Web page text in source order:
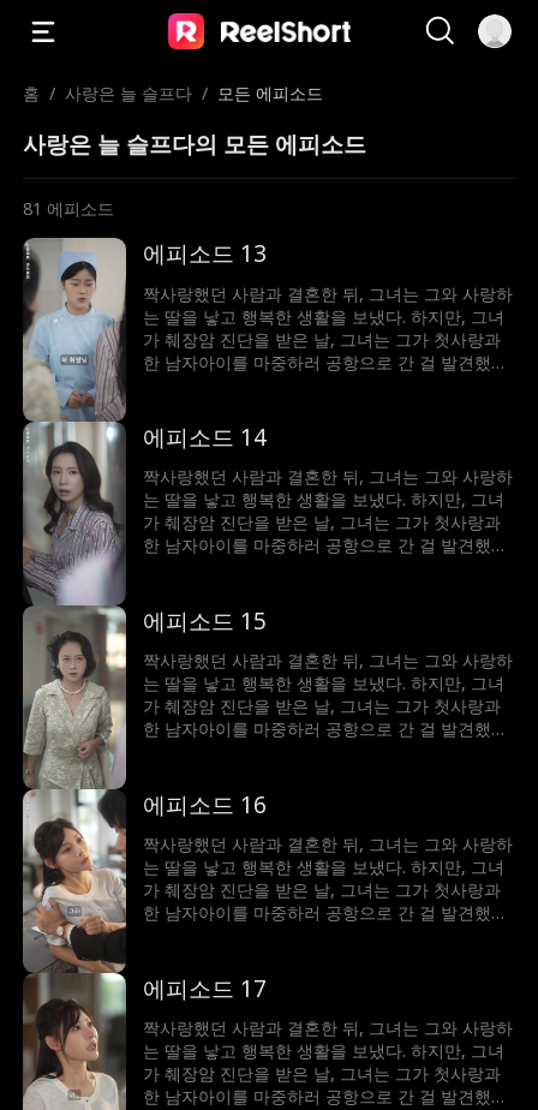
홈 / 사랑은 늘 슬프다 / 모든 에피소드
사랑은 늘 슬프다의 모든 에피소드
81 에피소드
에피소드 13
짝사랑했던 사람과 결혼한 뒤, 그녀는 그와 사랑하
는 딸을 낳고 행복한 생활을 보냈다. 하지만, 그녀
가 췌장암 진단을 받은 날, 그녀는 그가 첫사랑과
한 남자아이를 마중하러 공항으로 간 걸 발견했다.
있을지 걱정하게 된다...
에피소드 14
짝사랑했던 사람과 결혼한 뒤, 그녀는 그와 사랑하
는 딸을 낳고 행복한 생활을 보냈다. 하지만, 그녀
가 췌장암 진단을 받은 날, 그녀는 그가 첫사랑과
한 남자아이를 마중하러 공항으로 간 걸 발견했다.
있을지 걱정하게 된다...
에피소드 15
짝사랑했던 사람과 결혼한 뒤, 그녀는 그와 사랑하
는 딸을 낳고 행복한 생활을 보냈다. 하지만, 그녀
가 췌장암 진단을 받은 날, 그녀는 그가 첫사랑과
한 남자아이를 마중하러 공항으로 간 걸 발견했다.
있을지 걱정하게 된다...
에피소드 16
짝사랑했던 사람과 결혼한 뒤, 그녀는 그와 사랑하
는 딸을 낳고 행복한 생활을 보냈다. 하지만, 그녀
가 췌장암 진단을 받은 날, 그녀는 그가 첫사랑과
한 남자아이를 마중하러 공항으로 간 걸 발견했다.
있을지 걱정하게 된다...
에피소드 17
짝사랑했던 사람과 결혼한 뒤, 그녀는 그와 사랑하
는 딸을 낳고 행복한 생활을 보냈다. 하지만, 그녀
가 췌장암 진단을 받은 날, 그녀는 그가 첫사랑과
한 남자아이를 마중하러 공항으로 간 걸 발견했다.